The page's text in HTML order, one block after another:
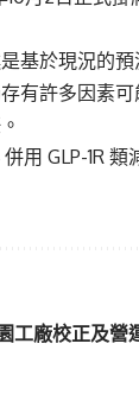
基於現況的
有許多因素
用 GLP-1R
工廠校正及營